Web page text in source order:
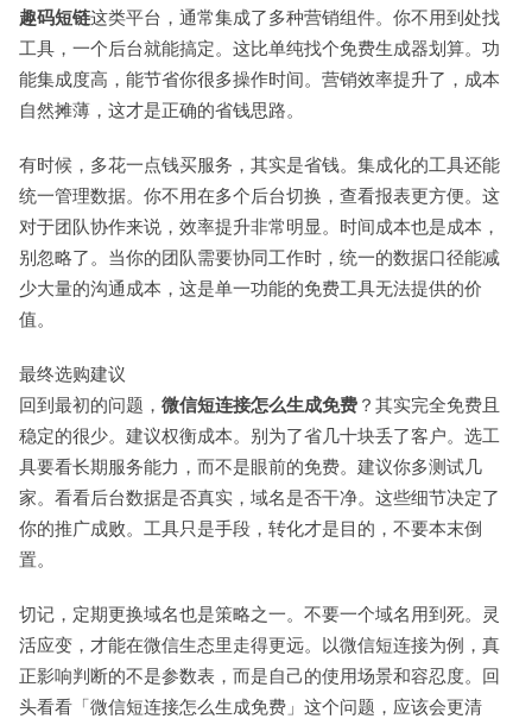
趣码短链这类平台，通常集成了多种营销组件。你不用到处找
工具，一个后台就能搞定。这比单纯找个免费生成器划算。功
能集成度高，能节省你很多操作时间。营销效率提升了，成本
自然摊薄，这才是正确的省钱思路。
有时候，多花一点钱买服务，其实是省钱。集成化的工具还能
统一管理数据。你不用在多个后台切换，查看报表更方便。这
对于团队协作来说，效率提升非常明显。时间成本也是成本，
别忽略了。当你的团队需要协同工作时，统一的数据口径能减
少大量的沟通成本，这是单一功能的免费工具无法提供的价
值。
最终选购建议
回到最初的问题， 微信短连接怎么生成免费 ？其实完全免费且
稳定的很少。建议权衡成本。别为了省几十块丢了客户。选工
具要看长期服务能力，而不是眼前的免费。建议你多测试几
家。看看后台数据是否真实，域名是否干净。这些细节决定了
你的推广成败。工具只是手段，转化才是目的，不要本末倒
置。
切记，定期更换域名也是策略之一。不要一个域名用到死。灵
活应变，才能在微信生态里走得更远。以微信短连接为例，真
正影响判断的不是参数表，而是自己的使用场景和容忍度。回
头看看「微信短连接怎么生成免费」这个问题，应该会更清